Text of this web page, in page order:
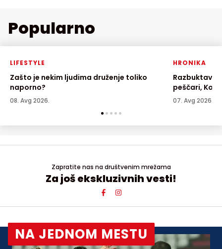
Popularno
LIFESTYLE
Zašto je nekim ljudima druženje toliko
naporno?
08. Avg 2026.
HRONIKA
Razbuktava
peščari,
07. Avg 2026.
Zapratite nas na društvenim mrežama
Za još ekskluzivnih vesti!
NA JEDNOM MESTU